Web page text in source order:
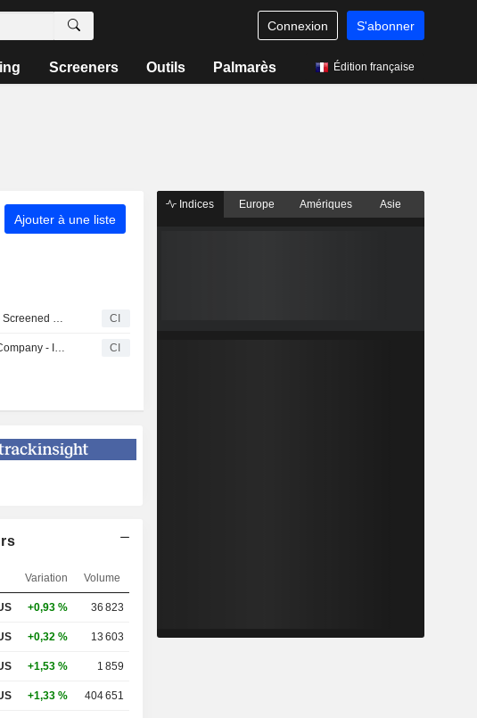
Connexion S'abonner
Screeners Outils Palmarès Édition française
Ajouter à une liste
IShares MSCI Japan ESG Screened UCITS ETF USD (Dist) annonce une distribution intermédiaire pour l'exercice en cours, payable le 29 décembre 2023 CI
Ishares Iv Public Limited Company - Ishares Msci Japan Esg Screened Ucits Etf déclare un dividende, payable le 23 décembre 2020. CI
Variation Volume
+0,93 % 36 823
+0,32 % 13 603
+1,53 % 1 859
+1,33 % 404 651
Indices Europe Amériques Asie